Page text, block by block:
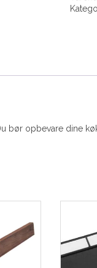
bør opbevare dine